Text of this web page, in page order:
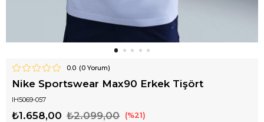
0.0 (0Yorum)
Nike Sportswear Max90 Erkek Tişört
IH5069-057
₺2.099,00
₺1.658,00 21